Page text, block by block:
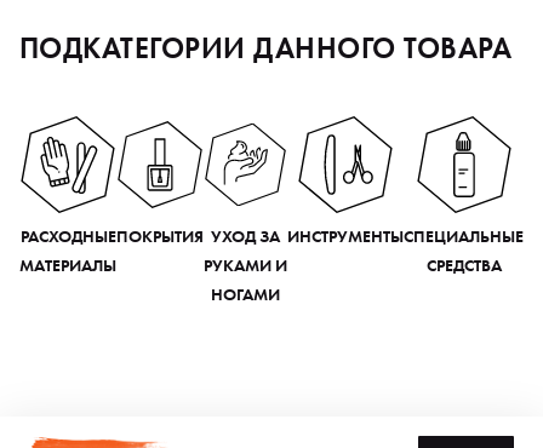
ПОДКАТЕГОРИИ ДАННОГО ТОВАРА
РАСХОДНЫЕ
МАТЕРИАЛЫ
ПОКРЫТИЯ УХОД ЗА
РУКАМИ И
НОГАМИ
ИНСТРУМЕНТЫСПЕЦИАЛЬНЫЕ
СРЕДСТВА